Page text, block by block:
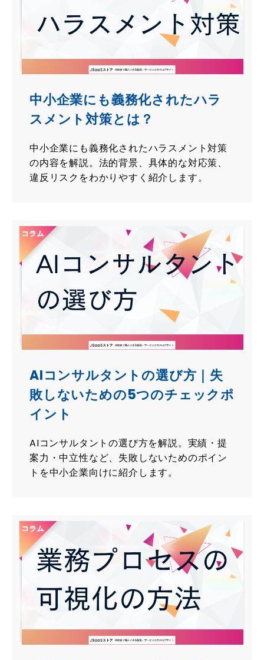
中小企業にも義務化されたハラ
スメント対策とは？
中小企業にも義務化されたハラスメント対策
の内容を解説。法的背景、具体的な対応策、
違反リスクをわかりやすく紹介します。
AIコンサルタントの選び方｜失
敗しないための5つのチェックポ
イント
AIコンサルタントの選び方を解説。実績・提
案力・中立性など、失敗しないためのポイン
トを中小企業向けに紹介します。